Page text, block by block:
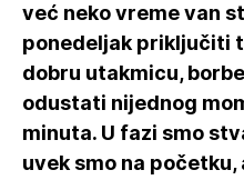
već neko vreme van
ponedeljak priključiti
dobru utakmicu,
odustati nijednog
minuta. U fazi smo
uvek smo na početku,